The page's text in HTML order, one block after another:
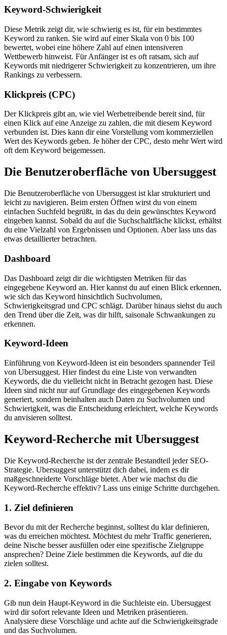
Keyword-Schwierigkeit
Diese Metrik zeigt dir, wie schwierig es ist, für ein bestimmtes
Keyword zu ranken. Sie wird auf einer Skala von 0 bis 100
bewertet, wobei eine höhere Zahl auf einen intensiveren
Wettbewerb hinweist. Für Anfänger ist es oft ratsam, sich auf
Keywords mit niedrigerer Schwierigkeit zu konzentrieren, um ihre
Rankings zu verbessern.
Klickpreis (CPC)
Der Klickpreis gibt an, wie viel Werbetreibende bereit sind, für
einen Klick auf eine Anzeige zu zahlen, die mit diesem Keyword
verbunden ist. Dies kann dir eine Vorstellung vom kommerziellen
Wert des Keywords geben. Je höher der CPC, desto mehr Wert wird
oft dem Keyword beigemessen.
Die Benutzeroberfläche von Ubersuggest
Die Benutzeroberfläche von Ubersuggest ist klar strukturiert und
leicht zu navigieren. Beim ersten Öffnen wirst du von einem
einfachen Suchfeld begrüßt, in das du dein gewünschtes Keyword
eingeben kannst. Sobald du auf die Suchschaltfläche klickst, erhältst
du eine Vielzahl von Ergebnissen und Optionen. Aber lass uns das
etwas detaillierter betrachten.
Dashboard
Das Dashboard zeigt dir die wichtigsten Metriken für das
eingegebene Keyword an. Hier kannst du auf einen Blick erkennen,
wie sich das Keyword hinsichtlich Suchvolumen,
Schwierigkeitsgrad und CPC schlägt. Darüber hinaus siehst du auch
den Trend über die Zeit, was dir hilft, saisonale Schwankungen zu
erkennen.
Keyword-Ideen
Einführung von Keyword-Ideen ist ein besonders spannender Teil
von Ubersuggest. Hier findest du eine Liste von verwandten
Keywords, die du vielleicht nicht in Betracht gezogen hast. Diese
Ideen sind nicht nur auf Grundlage des eingegebenen Keywords
generiert, sondern beinhalten auch Daten zu Suchvolumen und
Schwierigkeit, was die Entscheidung erleichtert, welche Keywords
du anvisieren solltest.
Keyword-Recherche mit Ubersuggest
Die Keyword-Recherche ist der zentrale Bestandteil jeder SEO-
Strategie. Ubersuggest unterstützt dich dabei, indem es dir
maßgeschneiderte Vorschläge bietet. Aber wie machst du die
Keyword-Recherche effektiv? Lass uns einige Schritte durchgehen.
1. Ziel definieren
Bevor du mit der Recherche beginnst, solltest du klar definieren,
was du erreichen möchtest. Möchtest du mehr Traffic generieren,
deine Nische besser ausfüllen oder eine spezifische Zielgruppe
ansprechen? Deine Ziele bestimmen die Keywords, auf die du
zielen solltest.
2. Eingabe von Keywords
Gib nun dein Haupt-Keyword in die Suchleiste ein. Ubersuggest
wird dir sofort relevante Ideen und Metriken präsentieren.
Analysiere diese Vorschläge und achte auf die Schwierigkeitsgrade
und das Suchvolumen.